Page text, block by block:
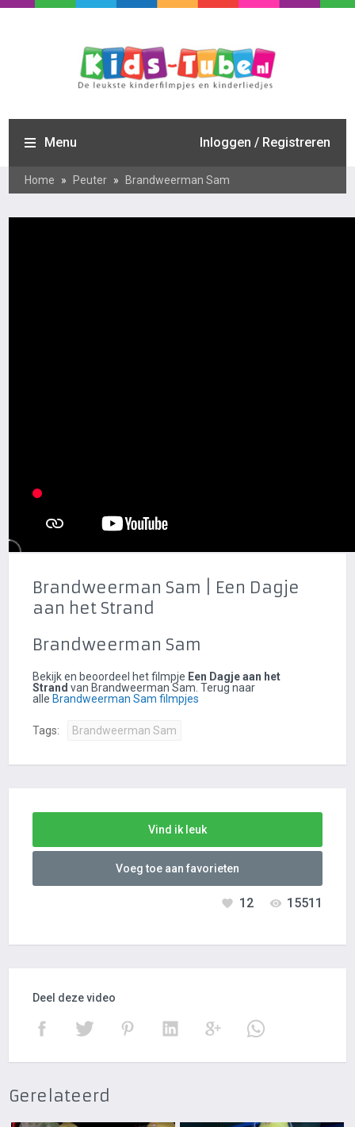
Menu Inloggen / Registreren
Home » Peuter » Brandweerman Sam
Brandweerman Sam | Een Dagje
aan het Strand
Brandweerman Sam
Bekijk en beoordeel het filmpje Een Dagje aan het
Strand van Brandweerman Sam. Terug naar
alle Brandweerman Sam filmpjes
Tags: Brandweerman Sam
Vind ik leuk
Voeg toe aan favorieten
15511
12
Deel deze video
Gerelateerd